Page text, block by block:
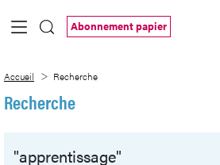
Saut au contenu principal
Abonnement papier
Accueil Recherche
Recherche